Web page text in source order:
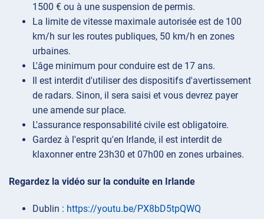
1500 € ou à une suspension de permis.
La limite de vitesse maximale autorisée est de 100
km/h sur les routes publiques, 50 km/h en zones
urbaines.
L'âge minimum pour conduire est de 17 ans.
Il est interdit d'utiliser des dispositifs d'avertissement
de radars. Sinon, il sera saisi et vous devrez payer
une amende sur place.
L'assurance responsabilité civile est obligatoire.
Gardez à l'esprit qu'en Irlande, il est interdit de
klaxonner entre 23h30 et 07h00 en zones urbaines.
Regardez la vidéo sur la conduite en Irlande
Dublin : https://youtu.be/PX8bD5tpQWQ